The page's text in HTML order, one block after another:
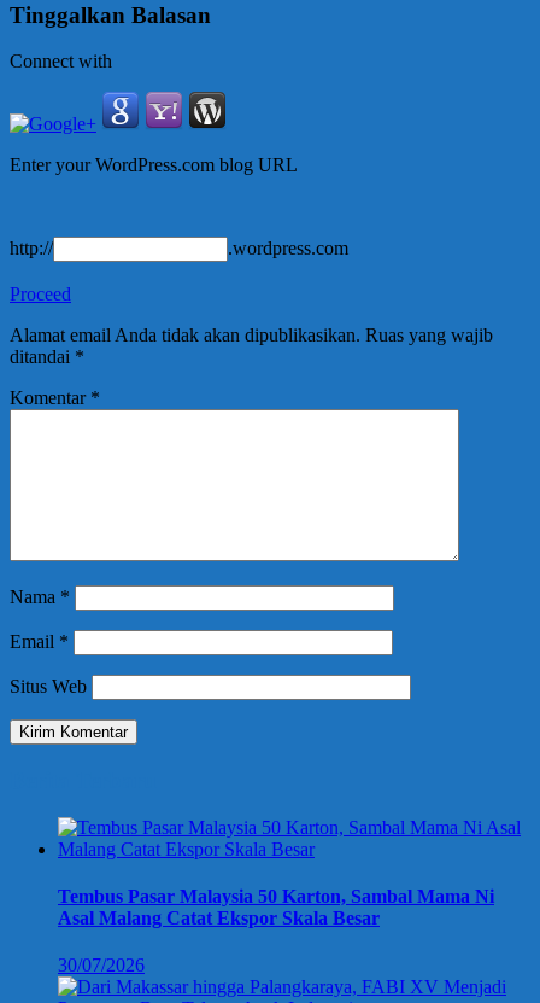
Tinggalkan Balasan
Connect with
Enter your WordPress.com blog URL
http:// .wordpress.com
Proceed
Alamat email Anda tidak akan dipublikasikan. Ruas yang wajib
ditandai *
Komentar *
Nama *
Email *
Situs Web
Tembus Pasar Malaysia 50 Karton, Sambal Mama Ni
Asal Malang Catat Ekspor Skala Besar
30/07/2026